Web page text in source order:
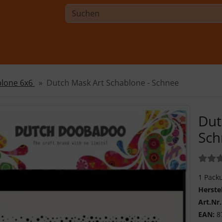
6x6 Dutch Mask Art Schablone - Schnee
1
EAN: